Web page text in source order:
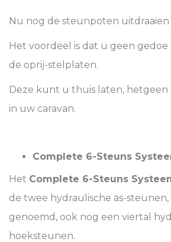
Nu nog de steunpoten uitdraaien
Het voordeel is dat u geen
de oprij-stelplaten.
Deze kunt u thuis laten,
in uw caravan.
Complete 6-Steuns
Het Complete 6-Steuns
de twee hydraulische as-
genoemd, ook nog een viertal
hoeksteunen.